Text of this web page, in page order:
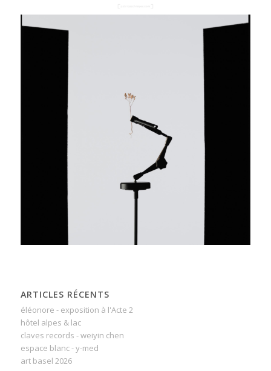
ARTICLES RÉCENTS
éléonore - exposition à l'Acte 2
hôtel alpes & lac
claves records - weiyin chen
espace blanc - y-med
art basel 2026